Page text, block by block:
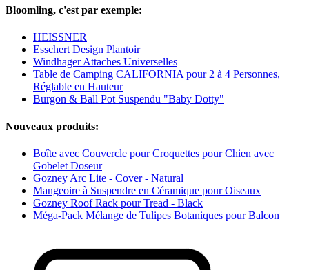
Bloomling, c'est par exemple:
HEISSNER
Esschert Design Plantoir
Windhager Attaches Universelles
Table de Camping CALIFORNIA pour 2 à 4 Personnes,
Réglable en Hauteur
Burgon & Ball Pot Suspendu "Baby Dotty"
Nouveaux produits:
Boîte avec Couvercle pour Croquettes pour Chien avec
Gobelet Doseur
Gozney Arc Lite - Cover - Natural
Mangeoire à Suspendre en Céramique pour Oiseaux
Gozney Roof Rack pour Tread - Black
Méga-Pack Mélange de Tulipes Botaniques pour Balcon